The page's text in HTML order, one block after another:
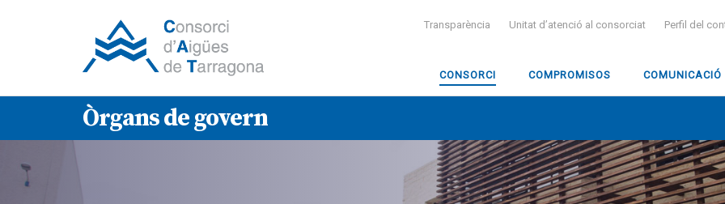
Transparència Unitat d’atenció al consorciat Perfil del
CONSORCI COMPROMISOS COMUNICACIÓ
Òrgans de govern